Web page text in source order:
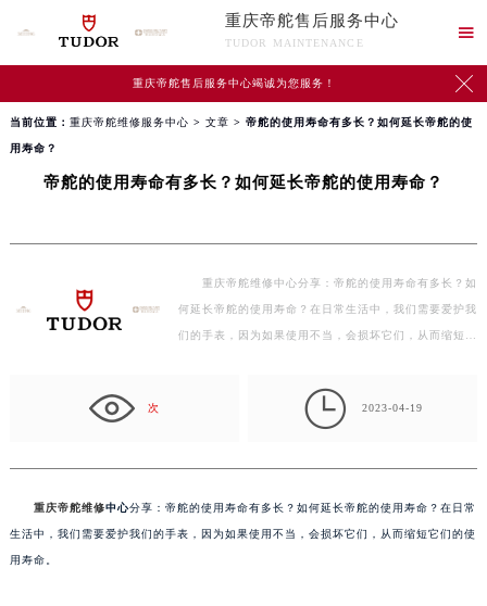
重庆帝舵售后服务中心
TUDOR MAINTENANCE

重庆帝舵售后服务中心竭诚为您服务！ 
当前位置： 重庆帝舵维修服务中心 > 文章 > 帝舵的使用寿命有多长？如何延长帝舵的使
用寿命？
帝舵的使用寿命有多长？如何延长帝舵的使用寿命？
重庆帝舵维修中心分享：帝舵的使用寿命有多长？如
何延长帝舵的使用寿命？在日常生活中，我们需要爱护我
们的手表，因为如果使用不当，会损坏它们，从而缩短它
次  2023-04-19
重庆帝舵维修中心分享：帝舵的使用寿命有多长？如何延长帝舵的使用寿命？在日常
生活中，我们需要爱护我们的手表，因为如果使用不当，会损坏它们，从而缩短它们的使
用寿命。